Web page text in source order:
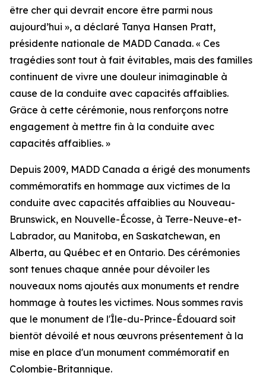
être cher qui devrait encore être parmi nous
aujourd’hui », a déclaré Tanya Hansen Pratt,
présidente nationale de MADD Canada. « Ces
tragédies sont tout à fait évitables, mais des familles
continuent de vivre une douleur inimaginable à
cause de la conduite avec capacités affaiblies.
Grâce à cette cérémonie, nous renforçons notre
engagement à mettre fin à la conduite avec
capacités affaiblies. »
Depuis 2009, MADD Canada a érigé des monuments
commémoratifs en hommage aux victimes de la
conduite avec capacités affaiblies au Nouveau-
Brunswick, en Nouvelle-Écosse, à Terre-Neuve-et-
Labrador, au Manitoba, en Saskatchewan, en
Alberta, au Québec et en Ontario. Des cérémonies
sont tenues chaque année pour dévoiler les
nouveaux noms ajoutés aux monuments et rendre
hommage à toutes les victimes. Nous sommes ravis
que le monument de l'Île-du-Prince-Édouard soit
bientôt dévoilé et nous œuvrons présentement à la
mise en place d'un monument commémoratif en
Colombie-Britannique.